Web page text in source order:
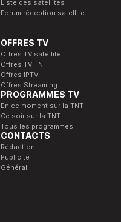
Liste des satellites
Forum réception satellite
OFFRES TV
Offres TV satellite
Offres TV TNT
Offres IPTV
Offres Streaming
PROGRAMMES TV
En ce moment sur la TNT
Ce soir sur la TNT
Tous les programmes
CONTACTS
Rédaction
Publicité
Général